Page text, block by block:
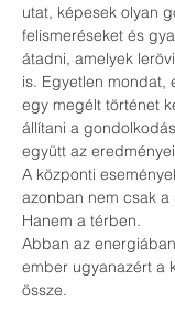
utat, képesek olyan
felismeréseket és
átadni, amelyek
is. Egyetlen mondat,
egy megélt történet
állítani a
együtt az
A központi
azonban nem csak a
Hanem a térben.
Abban az
ember ugyanazért a
össze.